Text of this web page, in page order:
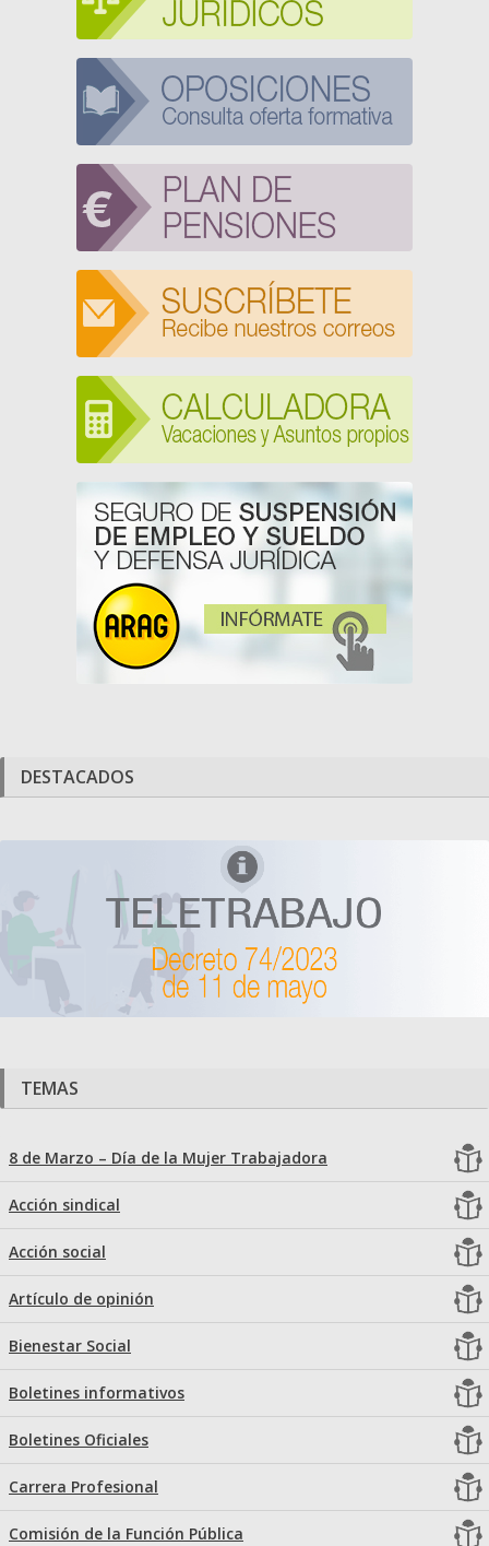
DESTACADOS
TEMAS
8 de Marzo – Día de la Mujer Trabajadora
Acción sindical
Acción social
Artículo de opinión
Bienestar Social
Boletines informativos
Boletines Oficiales
Carrera Profesional
Comisión de la Función Pública